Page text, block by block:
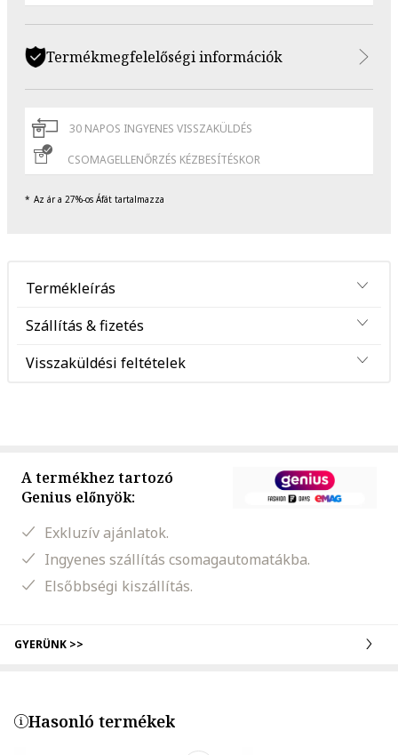
Termékmegfelelőségi információk
30 NAPOS INGYENES VISSZAKÜLDÉS
CSOMAGELLENŐRZÉS KÉZBESÍTÉSKOR
Az ár a 27%-os Áfát tartalmazza
Termékleírás
Szállítás & fizetés
Visszaküldési feltételek
A termékhez tartozó
Genius előnyök:
Exkluzív ajánlatok.
Ingyenes szállítás csomagautomatákba.
Elsőbbségi kiszállítás.
GYERÜNK >>
Hasonló termékek